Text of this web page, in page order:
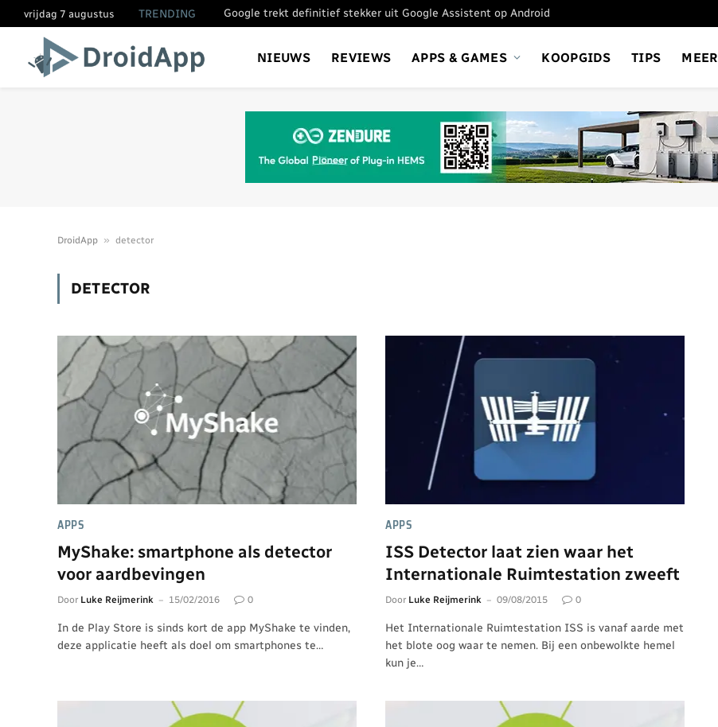
vrijdag 7 augustus TRENDING Google trekt definitief stekker uit Google Assistent op Android
NIEUWS REVIEWS APPS & GAMES KOOPGIDS TIPS MEER
DroidApp » detector
DETECTOR
APPS
MyShake: smartphone als detector
voor aardbevingen
Door Luke Reijmerink 15/02/2016 0
In de Play Store is sinds kort de app MyShake te vinden,
deze applicatie heeft als doel om smartphones te…
APPS
ISS Detector laat zien waar het
Internationale Ruimtestation zweeft
Door Luke Reijmerink 09/08/2015 0
Het Internationale Ruimtestation ISS is vanaf aarde met
het blote oog waar te nemen. Bij een onbewolkte hemel
kun je…